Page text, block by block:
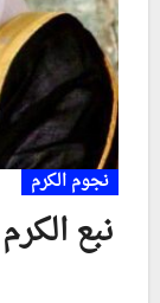
نجوم الكرم
نبع